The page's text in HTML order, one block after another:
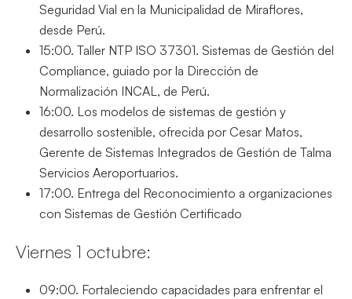
Seguridad Vial en la Municipalidad de Miraflores,
desde Perú.
15:00. Taller NTP ISO 37301. Sistemas de Gestión del
Compliance, guiado por la Dirección de
Normalización INCAL, de Perú.
16:00. Los modelos de sistemas de gestión y
desarrollo sostenible, ofrecida por Cesar Matos,
Gerente de Sistemas Integrados de Gestión de Talma
Servicios Aeroportuarios.
17:00. Entrega del Reconocimiento a organizaciones
con Sistemas de Gestión Certificado
Viernes 1 octubre:
09:00. Fortaleciendo capacidades para enfrentar el